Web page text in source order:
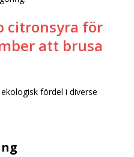
citronsyra för
att brusa
fördel i diverse